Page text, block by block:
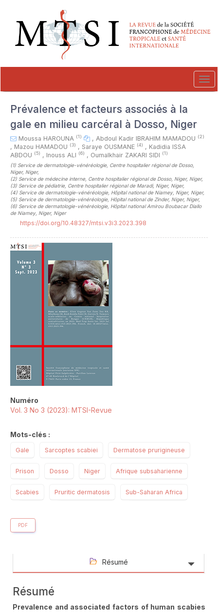
##plugins.themes.novelty.accessible_menu.main_navigation##
##plugins.themes.novelty.accessible_menu.main_content##
##plugins.themes.novelty.accessible_menu.sidebar##
Prévalence et facteurs associés à la
gale en milieu carcéral à Dosso, Niger
Moussa HAROUNA (1) , Abdoul Kadir IBRAHIM MAMADOU (2)
, Mazou HAMADOU (3) , Saraye OUSMANE (4) , Kadidia ISSA
ABDOU (5) , Inouss ALI (6) , Oumalkhair ZAKARI SIDI (1)
(1) Service de dermatologie-vénéréologie, Centre hospitalier régional de Dosso,
Niger, Niger,
(2) Service de médecine interne, Centre hospitalier régional de Dosso, Niger, Niger,
(3) Service de pédiatrie, Centre hospitalier régional de Maradi, Niger, Niger,
(4) Service de dermatologie-vénéréologie, Hôpital national de Niamey, Niger, Niger,
(5) Service de dermatologie-vénéréologie, Hôpital national de Zinder, Niger, Niger,
(6) Service de dermatologie-vénéréologie, Hôpital national Amirou Boubacar Diallo
de Niamey, Niger, Niger
https://doi.org/10.48327/mtsi.v3i3.2023.398
Numéro
Vol. 3 No 3 (2023): MTSI-Revue
Mots-clés :
Gale Sarcoptes scabiei Dermatose prurigineuse
Prison Dosso Niger Afrique subsaharienne
Scabies Pruritic dermatosis Sub-Saharan Africa
PDF
Résumé
Résumé
Prevalence and associated factors of human scabies